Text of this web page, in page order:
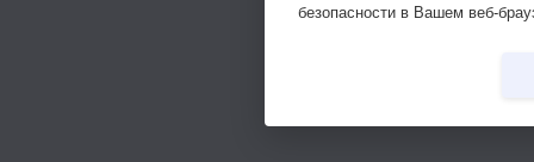
безопасности в Вашем веб-